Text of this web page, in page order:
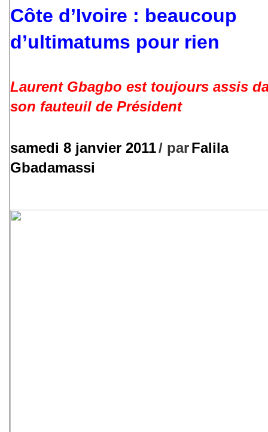
Côte d’Ivoire : beaucoup
d’ultimatums pour rien
Laurent Gbagbo est toujours assis
son fauteuil de Président
samedi 8 janvier 2011/ parFalila
Gbadamassi